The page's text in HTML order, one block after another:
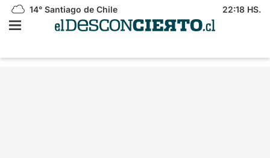
14° Santiago de Chile 22:18 HS.